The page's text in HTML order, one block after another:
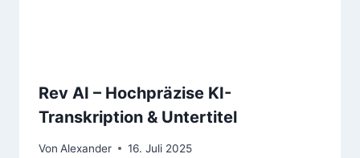
Rev AI – Hochpräzise KI-
Transkription & Untertitel
Von Alexander 16. Juli 2025